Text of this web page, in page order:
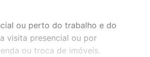
ou perto do trabalho e do
visita presencial ou por
ou troca de imóveis.